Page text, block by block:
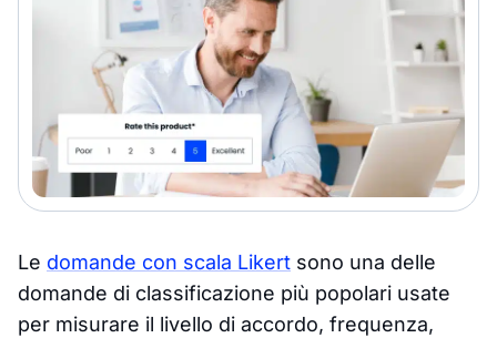
Le domande con scala Likert sono una delle
domande di classificazione più popolari usate
per misurare il livello di accordo, frequenza,